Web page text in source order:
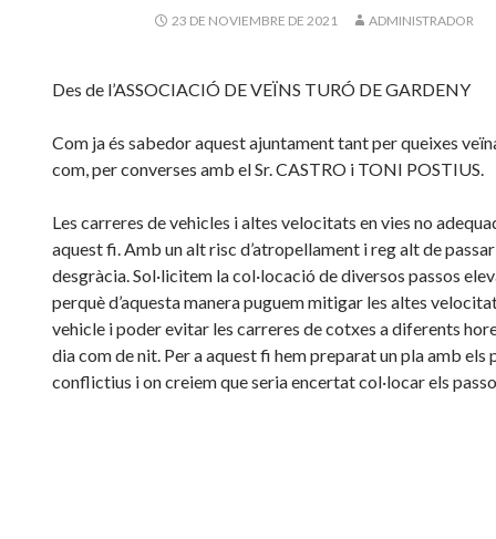
23 DE NOVIEMBRE DE 2021 ADMINISTRADOR
Des de l’ASSOCIACIÓ DE VEÏNS TURÓ DE GARDENY
Com ja és sabedor aquest ajuntament tant per queixes
com, per converses amb el Sr. CASTRO i TONI POSTIUS.
Les carreres de vehicles i altes velocitats en vies no
aquest fi. Amb un alt risc d’atropellament i reg alt de
desgràcia. Sol·licitem la col·locació de diversos passos
perquè d’aquesta manera puguem mitigar les altes
vehicle i poder evitar les carreres de cotxes a diferents
dia com de nit. Per a aquest fi hem preparat un pla amb els
conflictius i on creiem que seria encertat col·locar els